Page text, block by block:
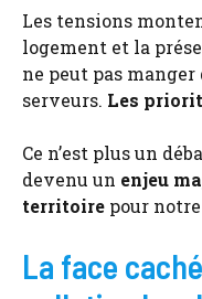
Les tensions
logement et la
ne peut pas
serveurs. Les
Ce n’est plus un
devenu un enjeu
territoire pour
La face